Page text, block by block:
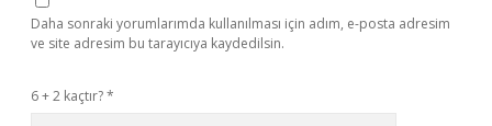
Daha sonraki yorumlarımda kullanılması için adım, e-posta adresim
ve site adresim bu tarayıcıya kaydedilsin.
6 + 2 kaçtır?*